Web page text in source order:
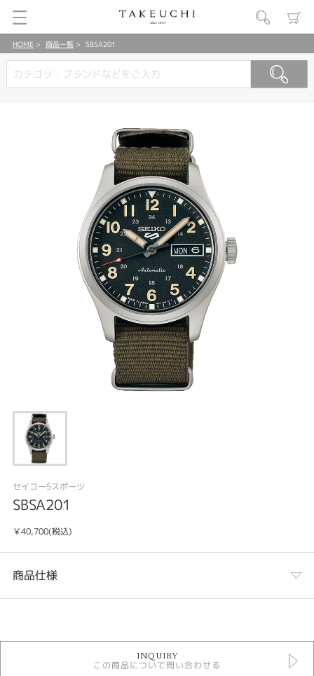
HOME 商品一覧 SBSA201
セイコー5スポーツ
SBSA201
￥40,700(税込)
商品仕様
時計
INQUIRY
この商品について問い合わせる